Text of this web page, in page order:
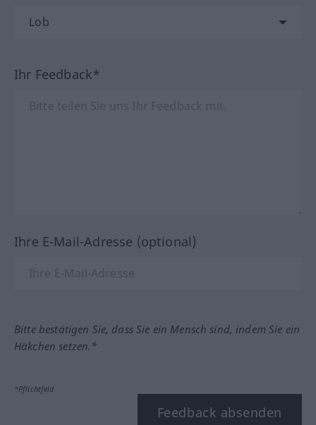
Ihr Feedback*
Ihre E-Mail-Adresse (optional)
Bitte bestätigen Sie, dass Sie ein Mensch sind, indem Sie ein
Häkchen setzen.*
*Pflichtfeld
Feedback absenden